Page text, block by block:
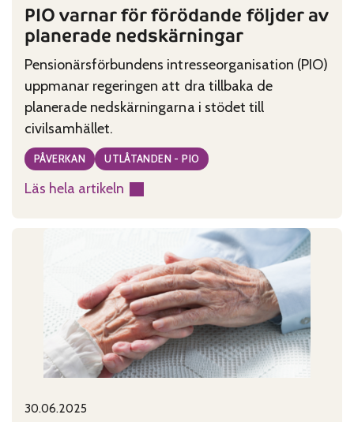
PIO varnar för förödande följder av
planerade nedskärningar
Pensionärsförbundens intresseorganisation (PIO)
uppmanar regeringen att dra tillbaka de
planerade nedskärningarna i stödet till
civilsamhället.
PÅVERKAN UTLÅTANDEN - PIO
Läs hela artikeln
:
planerade
nedskärningar
Published on:
30.06.2025
Categories: